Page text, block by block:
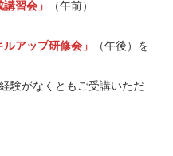
習会」
（午前）
アップ研修会」
（午後）を
験がなくともご受講いただ